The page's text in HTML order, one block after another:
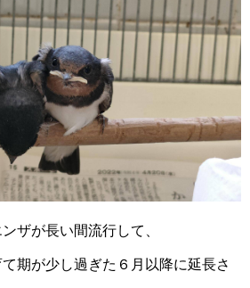
ザが長い間流行して、
期が少し過ぎた６月以降に延長さ